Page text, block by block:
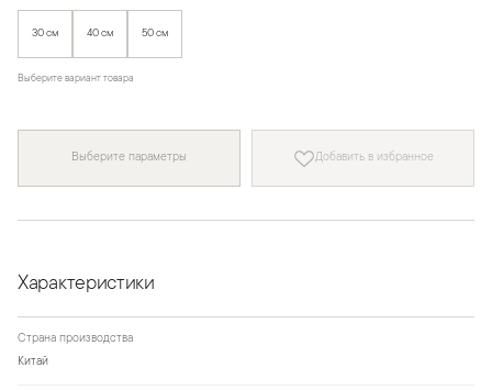
30 см 40 см 50 см
Выберите вариант товара
Выберите параметры Добавить в избранное
Характеристики
Страна производства
Китай